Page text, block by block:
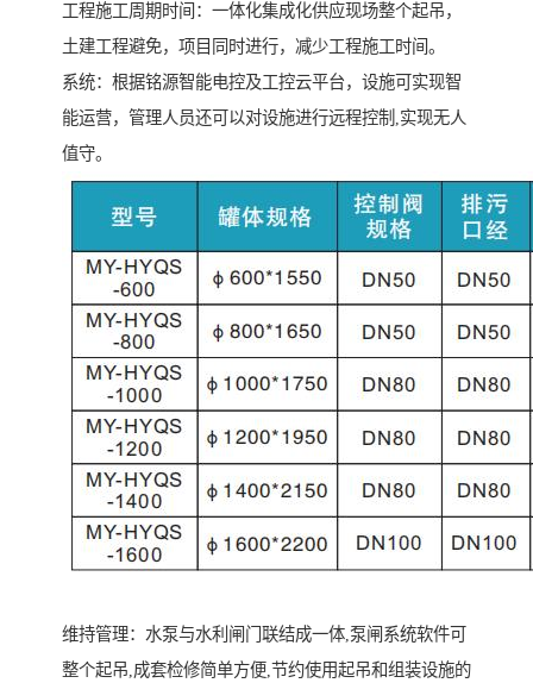
工程施工周期时间：一体化集成化供应现场整个起吊，
土建工程避免，项目同时进行，减少工程施工时间。
系统：根据铭源智能电控及工控云平台，设施可实现智
能运营，管理人员还可以对设施进行远程控制,实现无人
值守。
维持管理：水泵与水利闸门联结成一体,泵闸系统软件可
整个起吊,成套检修简单方便,节约使用起吊和组装设施的